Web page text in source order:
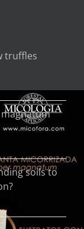
truffles
soils to